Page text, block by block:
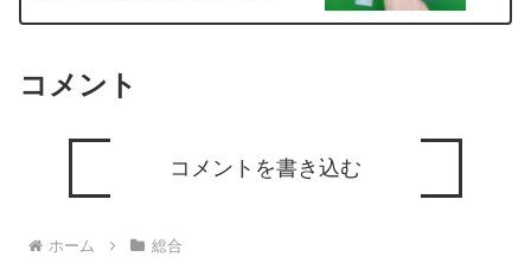
コメント
コメントを書き込む
ホーム 総合